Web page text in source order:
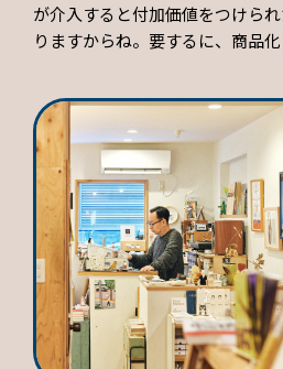
が介入すると付加価値をつけら
りますからね。要するに、商品化